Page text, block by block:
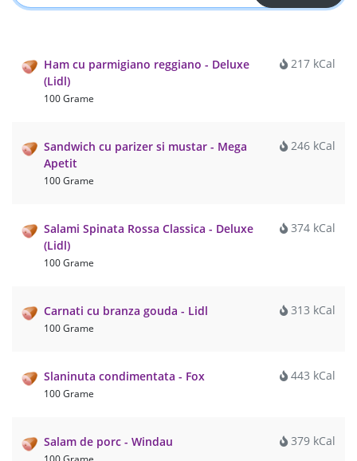
Ham cu parmigiano reggiano - Deluxe
(Lidl)
100 Grame
217 kCal
Sandwich cu parizer si mustar - Mega
Apetit
100 Grame
246 kCal
Salami Spinata Rossa Classica - Deluxe
(Lidl)
100 Grame
374 kCal
Carnati cu branza gouda - Lidl
100 Grame
313 kCal
Slaninuta condimentata - Fox
100 Grame
443 kCal
Salam de porc - Windau 379 kCal